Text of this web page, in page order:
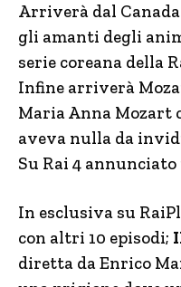
Arriverà dal Canada
gli amanti degli
serie coreana della
Infine arriverà
Maria Anna Mozart
aveva nulla da
Su Rai 4
In esclusiva su
con altri 10 episodi;
diretta da Enrico